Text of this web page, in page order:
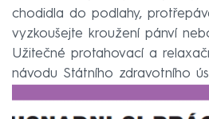
chodidla do podlahy,
vyzkoušejte kroužení pánví
Užitečné protahovací a
návodu Státního zdravotního